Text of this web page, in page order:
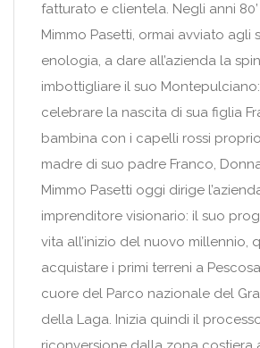
fatturato e clientela. Negli anni
Mimmo Pasetti, ormai avviato agli
enologia, a dare all’azienda la
imbottigliare il suo
celebrare la nascita di sua figlia
bambina con i capelli rossi
madre di suo padre Franco,
Mimmo Pasetti oggi dirige
imprenditore visionario: il suo
vita all’inizio del nuovo millennio,
acquistare i primi terreni a
cuore del Parco nazionale del
della Laga. Inizia quindi il